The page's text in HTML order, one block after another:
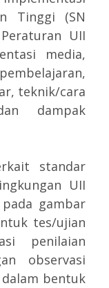
Tinggi (SN
UII
media,
teknik/cara
dampak
standar
UII
gambar
tes/ujian
penilaian
observasi
bentuk